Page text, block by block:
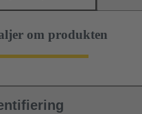
om produkten